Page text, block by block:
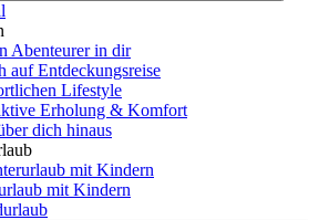
Abenteurer in dir
auf Entdeckungsreise
Lifestyle
Erholung & Komfort
dich hinaus
mit Kindern
mit Kindern